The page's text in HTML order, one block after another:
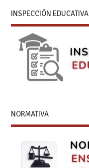
INSPECCIÓN EDUCATIVA
NORMATIVA